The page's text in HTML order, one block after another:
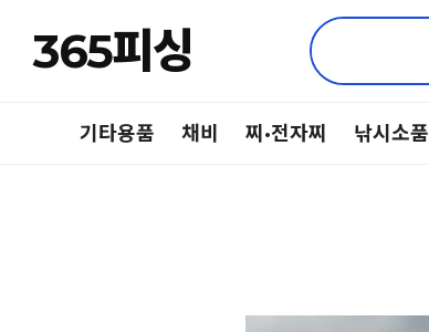
365피싱
기타용품 채비 찌·전자찌 낚시소품